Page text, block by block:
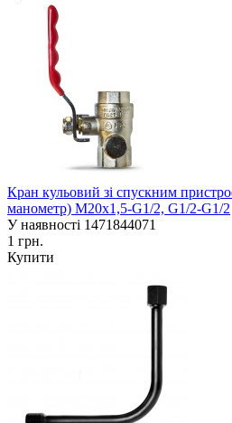
Кран кульовий зі спускним
манометр) М20х1,5-G1/2, G1/2-G1/2
У наявності 1471844071
1 грн.
Купити